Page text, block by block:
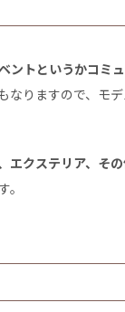
ントというかコミ
なりますので、モ
エクステリア、そ